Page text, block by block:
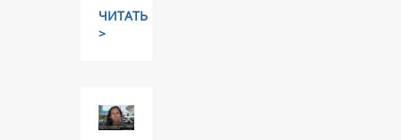
ЧИТАТЬ
>